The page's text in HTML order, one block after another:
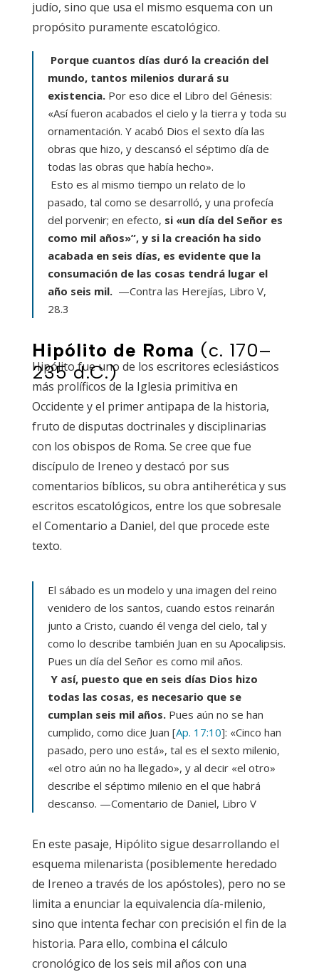
judío, sino que usa el mismo esquema con un
propósito puramente escatológico.
Porque cuantos días duró la creación del
mundo, tantos milenios durará su
existencia. Por eso dice el Libro del Génesis:
«Así fueron acabados el cielo y la tierra y toda su
ornamentación. Y acabó Dios el sexto día las
obras que hizo, y descansó el séptimo día de
todas las obras que había hecho».
Esto es al mismo tiempo un relato de lo
pasado, tal como se desarrolló, y una profecía
del porvenir; en efecto, si «un día del Señor es
como mil años»”, y si la creación ha sido
acabada en seis días, es evidente que la
consumación de las cosas tendrá lugar el
año seis mil. —Contra las Herejías, Libro V,
28.3
Hipólito de Roma (c. 170–
235 d.C.)
Hipólito fue uno de los escritores eclesiásticos
más prolíficos de la Iglesia primitiva en
Occidente y el primer antipapa de la historia,
fruto de disputas doctrinales y disciplinarias
con los obispos de Roma. Se cree que fue
discípulo de Ireneo y destacó por sus
comentarios bíblicos, su obra antiherética y sus
escritos escatológicos, entre los que sobresale
el Comentario a Daniel, del que procede este
texto.
El sábado es un modelo y una imagen del reino
venidero de los santos, cuando estos reinarán
junto a Cristo, cuando él venga del cielo, tal y
como lo describe también Juan en su Apocalipsis.
Pues un día del Señor es como mil años.
Y así, puesto que en seis días Dios hizo
todas las cosas, es necesario que se
cumplan seis mil años.Pues aún no se han
cumplido, como dice Juan [Ap. 17:10]: «Cinco han
pasado, pero uno está», tal es el sexto milenio,
«el otro aún no ha llegado», y al decir «el otro»
describe el séptimo milenio en el que habrá
descanso. —Comentario de Daniel, Libro V
En este pasaje, Hipólito sigue desarrollando el
esquema milenarista (posiblemente heredado
de Ireneo a través de los apóstoles), pero no se
limita a enunciar la equivalencia día-milenio,
sino que intenta fechar con precisión el fin de la
historia. Para ello, combina el cálculo
cronológico de los seis mil años con una